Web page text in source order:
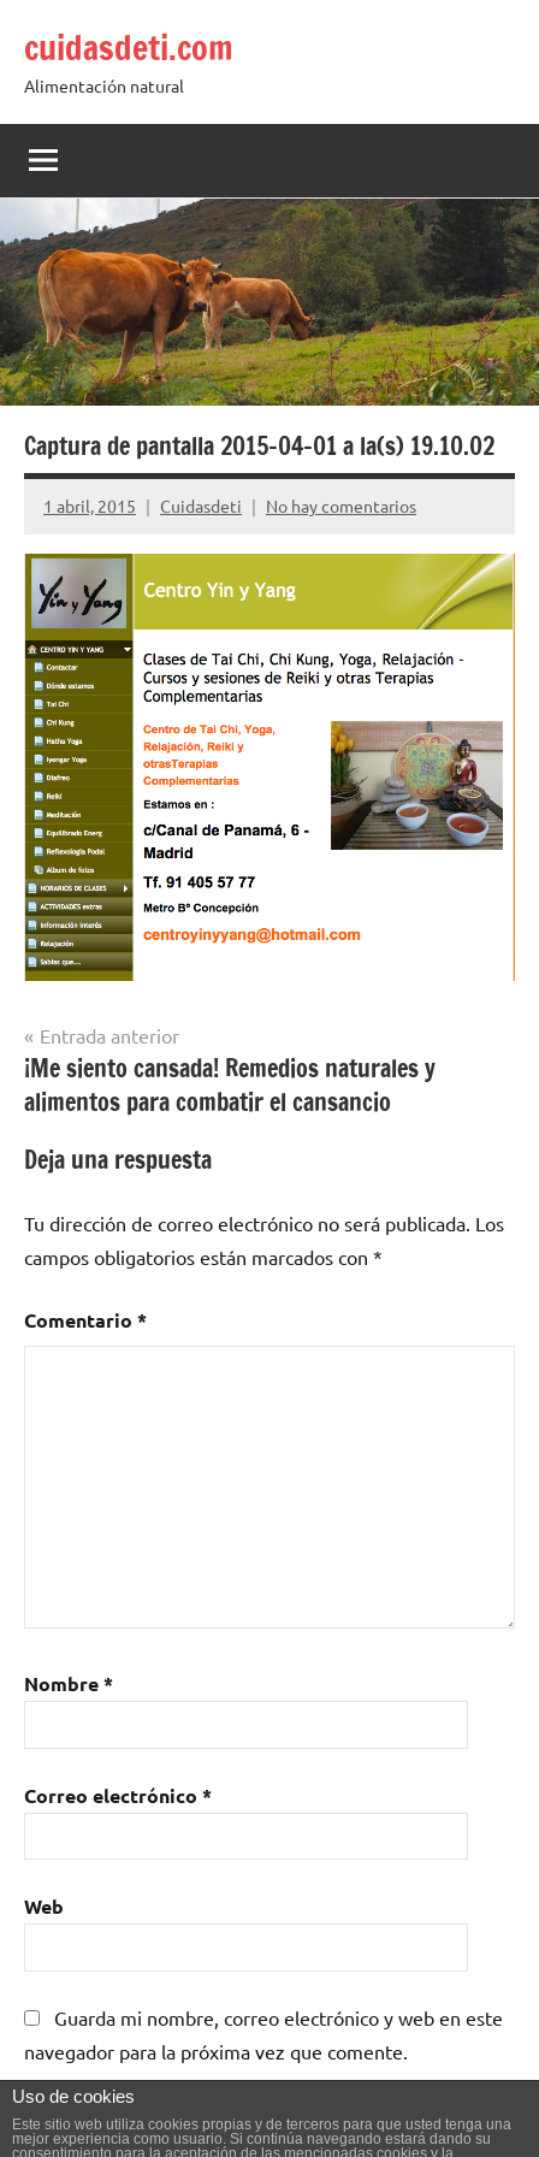
contenido
cuidasdeti.com
Alimentación natural
Captura de pantalla 2015-04-01 a la(s) 19.10.02
1 abril, 2015 Cuidasdeti No hay comentarios
Navegación
de
entradas
Entrada anterior
¡Me siento cansada! Remedios naturales y
alimentos para combatir el cansancio
Deja una respuesta
Tu dirección de correo electrónico no será publicada. Los
campos obligatorios están marcados con *
Comentario *
Nombre*
Correo electrónico *
Web
Guarda mi nombre, correo electrónico y web en este
navegador para la próxima vez que comente.
Uso de cookies
Este sitio web utiliza cookies propias y de terceros para que usted tenga una
mejor experiencia como usuario. Si continúa navegando estará dando su
consentimiento para la aceptación de las mencionadas cookies y la